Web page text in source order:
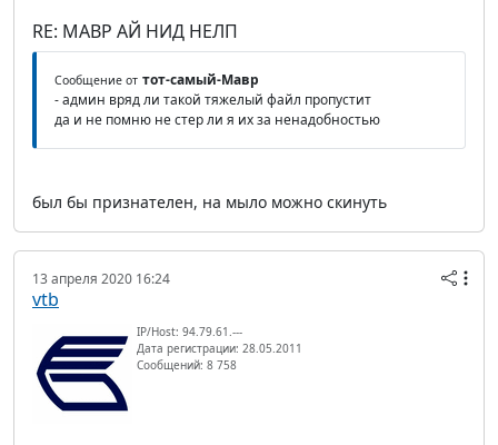
RE: МАВР АЙ НИД НЕЛП
Сообщение от тот-самый-Мавр
- админ вряд ли такой тяжелый файл пропустит
да и не помню не стер ли я их за ненадобностью
был бы признателен, на мыло можно скинуть
13 апреля 2020 16:24
vtb
IP/Host: 94.79.61.---
Дата регистрации: 28.05.2011
Сообщений: 8 758